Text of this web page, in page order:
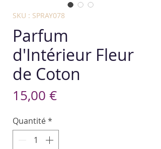
SKU : SPRAY078
Parfum
d'Intérieur Fleur
de Coton
15,00 €Prix
Quantité*